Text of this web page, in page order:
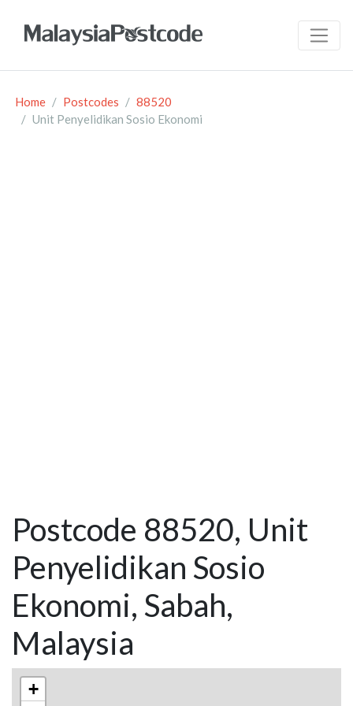
Home Postcodes
88520
Unit Penyelidikan Sosio Ekonomi
Postcode 88520, Unit
Penyelidikan Sosio
Ekonomi, Sabah,
Malaysia
+